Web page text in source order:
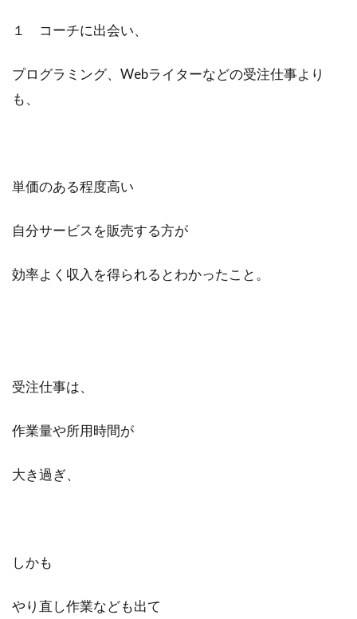
１ コーチに出会い、
プログラミング、Webライターなどの受注仕事より
も、
単価のある程度高い
自分サービスを販売する方が
効率よく収入を得られるとわかったこと。
受注仕事は、
作業量や所用時間が
大き過ぎ、
しかも
やり直し作業なども出て